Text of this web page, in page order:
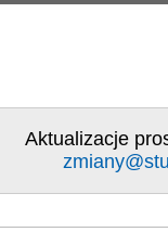
Aktualizacje